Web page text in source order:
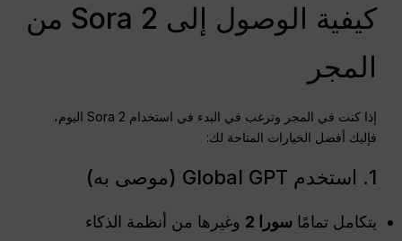
كيفية الوصول إلى Sora 2 من
المجر
إذا كنت في المجر وترغب في البدء في استخدام Sora 2 اليوم،
فإليك أفضل الخيارات المتاحة لك:
1. استخدم Global GPT (موصى به)
يتكامل تمامًاسورا 2
وغيرها من أنظمة الذكاء